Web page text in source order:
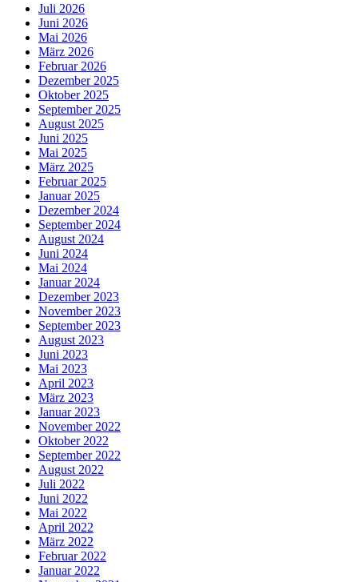
Juli 2026
Juni 2026
Mai 2026
März 2026
Februar 2026
Dezember 2025
Oktober 2025
September 2025
August 2025
Juni 2025
Mai 2025
März 2025
Februar 2025
Januar 2025
Dezember 2024
September 2024
August 2024
Juni 2024
Mai 2024
Januar 2024
Dezember 2023
November 2023
September 2023
August 2023
Juni 2023
Mai 2023
April 2023
März 2023
Januar 2023
November 2022
Oktober 2022
September 2022
August 2022
Juli 2022
Juni 2022
Mai 2022
April 2022
März 2022
Februar 2022
Januar 2022